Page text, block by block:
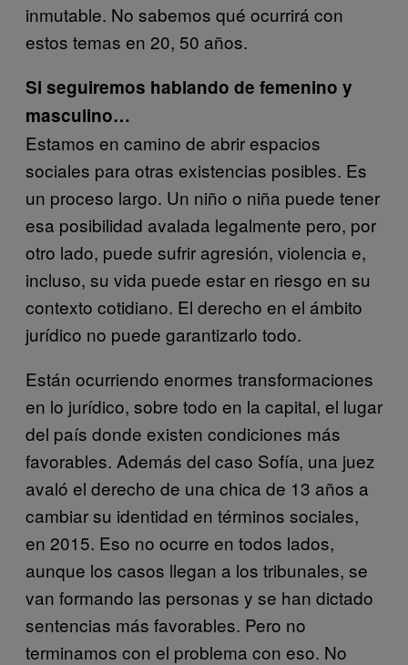
inmutable. No sabemos qué ocurrirá con
estos temas en 20, 50 años.
Si seguiremos hablando de femenino y
masculino…
Estamos en camino de abrir espacios
sociales para otras existencias posibles. Es
un proceso largo. Un niño o niña puede tener
esa posibilidad avalada legalmente pero, por
otro lado, puede sufrir agresión, violencia e,
incluso, su vida puede estar en riesgo en su
contexto cotidiano. El derecho en el ámbito
jurídico no puede garantizarlo todo.
Están ocurriendo enormes transformaciones
en lo jurídico, sobre todo en la capital, el lugar
del país donde existen condiciones más
favorables. Además del caso Sofía, una juez
avaló el derecho de una chica de 13 años a
cambiar su identidad en términos sociales,
en 2015. Eso no ocurre en todos lados,
aunque los casos llegan a los tribunales, se
van formando las personas y se han dictado
sentencias más favorables. Pero no
terminamos con el problema con eso. No